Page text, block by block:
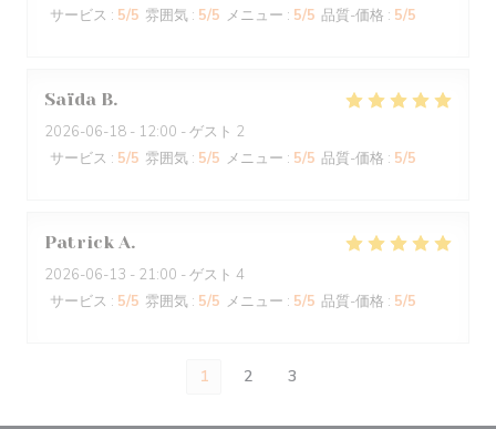
サービス : 5/5 雰囲気 : 5/5 メニュー : 5/5 品質-価格 : 5/5
Saïda B
2026-06-18 - 12:00 - ゲスト 2
サービス : 5/5 雰囲気 : 5/5 メニュー : 5/5 品質-価格 : 5/5
Patrick A
2026-06-13 - 21:00 - ゲスト 4
サービス : 5/5 雰囲気 : 5/5 メニュー : 5/5 品質-価格 : 5/5
1 2 3